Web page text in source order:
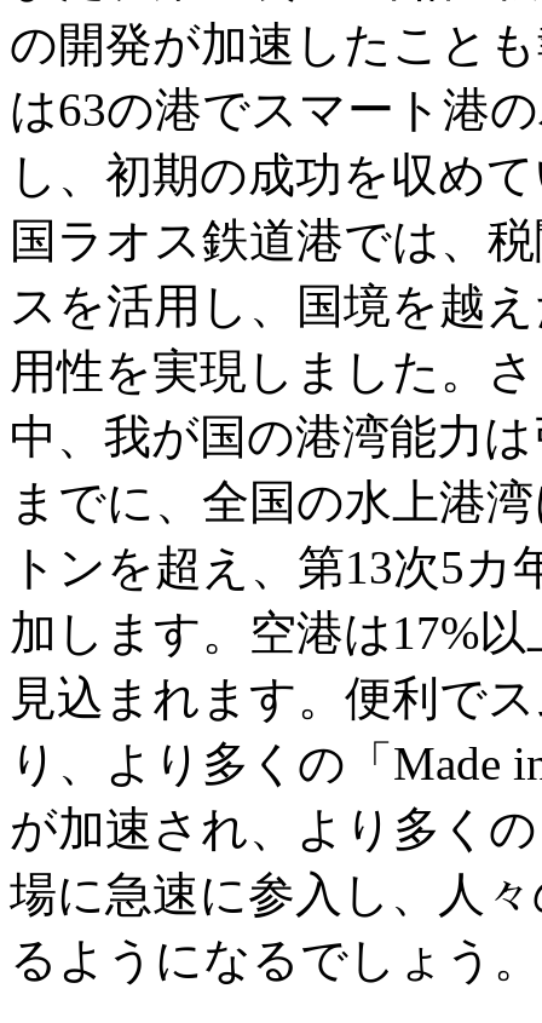
の開発が加速したこと
は63の港でスマート港
し、初期の成功を収め
国ラオス鉄道港では、
スを活用し、国境を越
用性を実現しました。
中、我が国の港湾能力
までに、全国の水上港
トンを超え、第13次5
加します。空港は17%
見込まれます。便利で
り、より多くの「Made
が加速され、より多く
場に急速に参入し、人
るようになるでしょう。